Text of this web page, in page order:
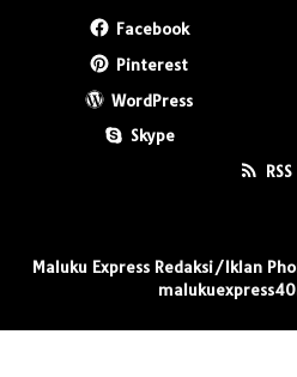
Facebook
Pinterest
WordPress
Skype
RSS
Maluku Express Redaksi/Iklan